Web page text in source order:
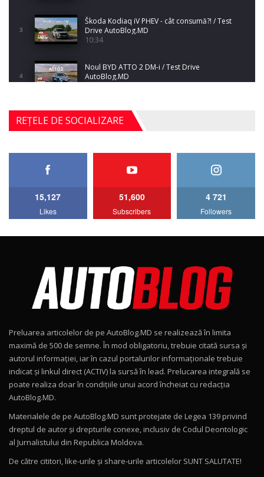
3
Škoda Kodiaq iV PHEV - cât consumă?! / Test
Drive AutoBlog.MD
10:34
4
Noul BYD ATTO 2 DM-i / Test Drive
AutoBlog.MD
17:35
5
Noul Mercedes-Benz S-Class facelift (S 580
4MATIC V223) / Test Drive AutoBlog.MD
27:33
AutoBlog.MD
15:08
Noul Geely EX2 / Test Drive AutoBlog.MD
15:22
Mercedes-AMG E 53 HYBRID 4MATIC+ / Test
Drive AutoBlog.MD
16:27
11
Noul Volvo ES90 / Test Drive AutoBlog.MD
12
Noul MG HS / Test Drive AutoBlog.MD
16:48
REȚELE DE SOCIALIZARE
15,127
Likes
51,600
Subscribers
4 721
Followers
Preluarea articolelor de pe AutoBlog.MD se realizează în limita
maximă de 500 de semne. În mod obligatoriu, trebuie citată sursa și
autorul informației, iar în cazul portalurilor informaționale trebuie
indicat și linkul direct (ACTIV) la sursă în lead. Prelucarea integrală se
poate realiza doar în condițiile unui acord încheiat cu redacţia
AutoBlog.MD.
Materialele de pe AutoBlog.MD sunt protejate de Legea 139 privind
dreptul de autor și drepturile conexe, inclusiv de Codul Deontologic
al Jurnalistului din Republica Moldova.
De către cititori, like-urile şi share-urile articolelor SUNT SALUTATE!